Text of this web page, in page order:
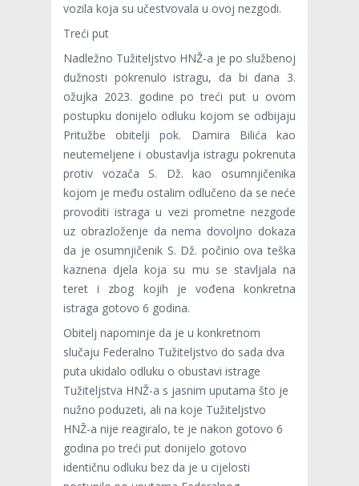
vozila koja su učestvovala u ovoj nezgodi.
Treći put
Nadležno Tužiteljstvo HNŽ-a je po službenoj
dužnosti pokrenulo istragu, da bi dana 3.
ožujka 2023. godine po treći put u ovom
postupku donijelo odluku kojom se odbijaju
Pritužbe obitelji pok. Damira Bilića kao
neutemeljene i obustavlja istragu pokrenuta
protiv vozača S. Dž. kao osumnjičenika
kojom je među ostalim odlučeno da se neće
provoditi istraga u vezi prometne nezgode
uz obrazloženje da nema dovoljno dokaza
da je osumnjičenik S. Dž. počinio ova teška
kaznena djela koja su mu se stavljala na
teret i zbog kojih je vođena konkretna
istraga gotovo 6 godina.
Obitelj napominje da je u konkretnom
slučaju Federalno Tužiteljstvo do sada dva
puta ukidalo odluku o obustavi istrage
Tužiteljstva HNŽ-a s jasnim uputama što je
nužno poduzeti, ali na koje Tužiteljstvo
HNŽ-a nije reagiralo, te je nakon gotovo 6
godina po treći put donijelo gotovo
identičnu odluku bez da je u cijelosti